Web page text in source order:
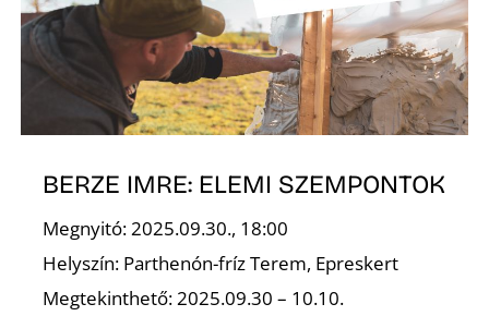
BERZE IMRE: ELEMI SZEMPONTOK
Megnyitó: 2025.09.30., 18:00
Helyszín: Parthenón-fríz Terem, Epreskert
Megtekinthető: 2025.09.30 – 10.10.